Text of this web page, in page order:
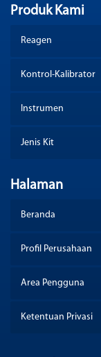
Produk Kami
Reagen
Kontrol-Kalibrator
Instrumen
Jenis Kit
Halaman
Beranda
Profil Perusahaan
Area Pengguna
Ketentuan Privasi